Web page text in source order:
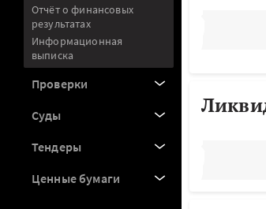
Отчёт о финансовых
результатах
Информационная
выписка
Проверки
Суды
Тендеры
Ценные бумаги